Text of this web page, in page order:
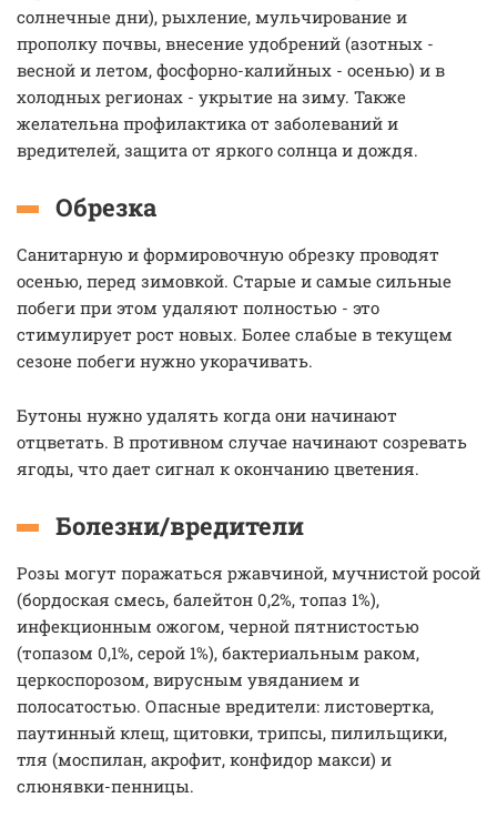
солнечные дни), рыхление, мульчирование и
прополку почвы, внесение удобрений (азотных -
весной и летом, фосфорно-калийных - осенью) и в
холодных регионах - укрытие на зиму. Также
желательна профилактика от заболеваний и
вредителей, защита от яркого солнца и дождя.
Обрезка
Санитарную и формировочную обрезку проводят
осенью, перед зимовкой. Старые и самые сильные
побеги при этом удаляют полностью - это
стимулирует рост новых. Более слабые в текущем
сезоне побеги нужно укорачивать.
Бутоны нужно удалять когда они начинают
отцветать. В противном случае начинают созревать
ягоды, что дает сигнал к окончанию цветения.
Болезни/вредители
Розы могут поражаться ржавчиной, мучнистой росой
(бордоская смесь, балейтон 0,2%, топаз 1%),
инфекционным ожогом, черной пятнистостью
(топазом 0,1%, серой 1%), бактериальным раком,
церкоспорозом, вирусным увяданием и
полосатостью. Опасные вредители: листовертка,
паутинный клещ, щитовки, трипсы, пилильщики,
тля (моспилан, акрофит, конфидор макси) и
слюнявки-пенницы.